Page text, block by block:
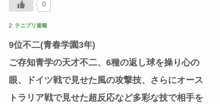
0
2: テニプリ速報
9位不二(青春学園3年)
ご存知青学の天才不二、6種の返し球を操り心の
眼、ドイツ戦で見せた風の攻撃技、さらにオース
トラリア戦で見せた超反応など多彩な技で相手を